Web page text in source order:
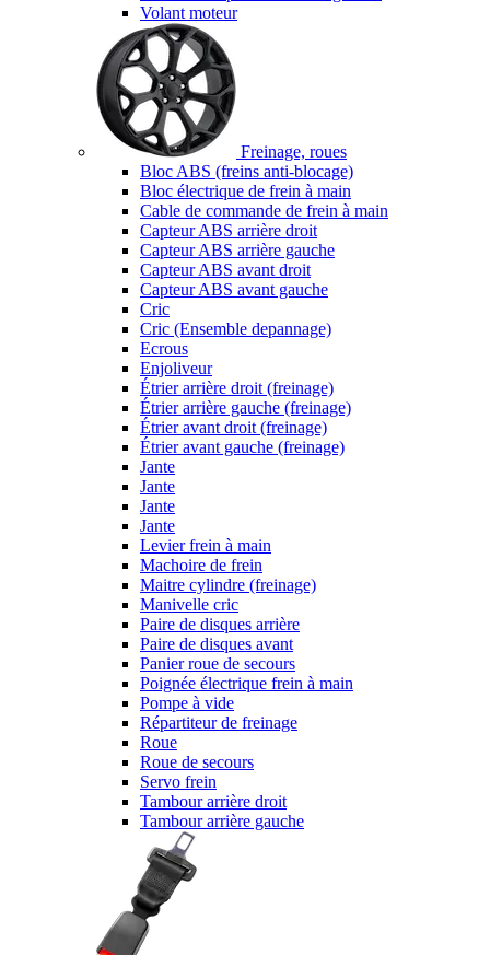
Volant moteur
Freinage, roues
Bloc ABS (freins anti-blocage)
Bloc électrique de frein à main
Cable de commande de frein à main
Capteur ABS arrière droit
Capteur ABS arrière gauche
Capteur ABS avant droit
Capteur ABS avant gauche
Cric
Cric (Ensemble depannage)
Ecrous
Enjoliveur
Étrier arrière droit (freinage)
Étrier arrière gauche (freinage)
Étrier avant droit (freinage)
Étrier avant gauche (freinage)
Jante
Jante
Jante
Jante
Levier frein à main
Machoire de frein
Maitre cylindre (freinage)
Manivelle cric
Paire de disques arrière
Paire de disques avant
Panier roue de secours
Poignée électrique frein à main
Pompe à vide
Répartiteur de freinage
Roue
Roue de secours
Servo frein
Tambour arrière droit
Tambour arrière gauche